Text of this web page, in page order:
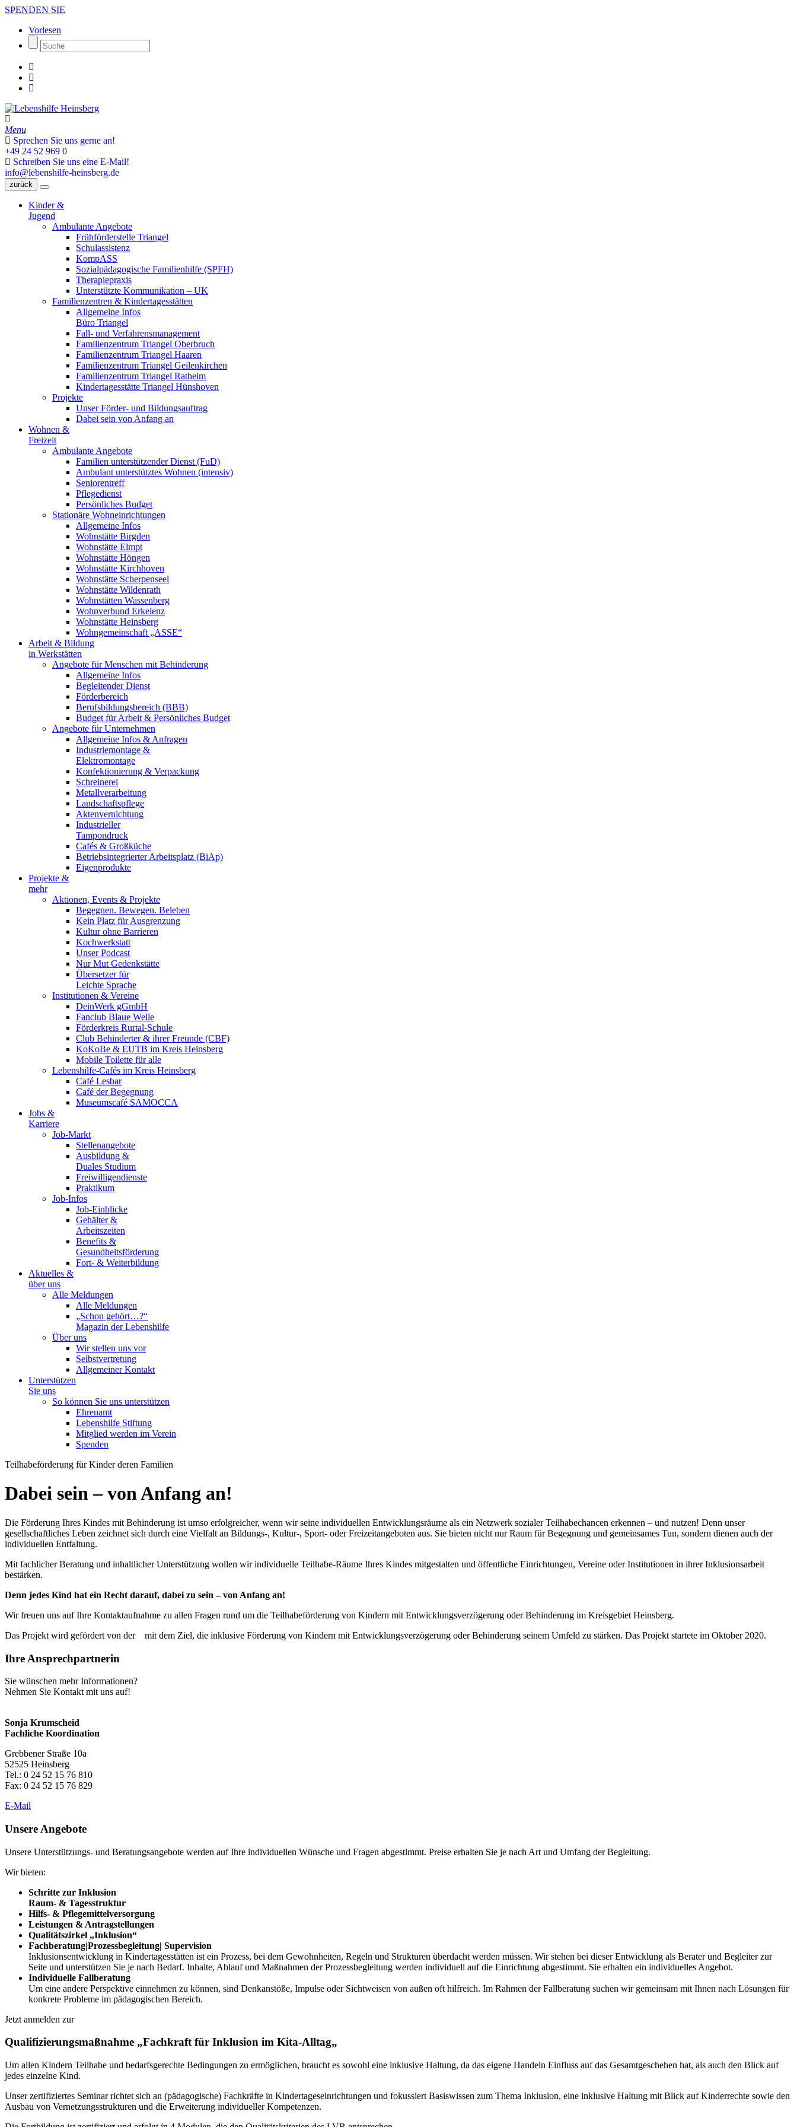
SPENDEN SIE
Vorlesen
Menu
Sprechen Sie uns gerne an!
+49 24 52 969 0
Schreiben Sie uns eine E-Mail!
info@lebenshilfe-heinsberg.de
zurück
Kinder &
Jugend
Ambulante Angebote
Frühförderstelle Triangel
Schulassistenz
KompASS
Sozialpädagogische Familienhilfe (SPFH)
Therapiepraxis
Unterstützte Kommunikation – UK
Familienzentren & Kindertagesstätten
Allgemeine Infos
Büro Triangel
Fall- und Verfahrensmanagement
Familienzentrum Triangel Oberbruch
Familienzentrum Triangel Haaren
Familienzentrum Triangel Geilenkirchen
Familienzentrum Triangel Ratheim
Kindertagesstätte Triangel Hünshoven
Projekte
Unser Förder- und Bildungsauftrag
Dabei sein von Anfang an
Wohnen &
Freizeit
Ambulante Angebote
Familien unterstützender Dienst (FuD)
Ambulant unterstütztes Wohnen (intensiv)
Seniorentreff
Pflegedienst
Persönliches Budget
Stationäre Wohneinrichtungen
Allgemeine Infos
Wohnstätte Birgden
Wohnstätte Elmpt
Wohnstätte Höngen
Wohnstätte Kirchhoven
Wohnstätte Scherpenseel
Wohnstätte Wildenrath
Wohnstätten Wassenberg
Wohnverbund Erkelenz
Wohnstätte Heinsberg
Wohngemeinschaft „ASSE“
Arbeit & Bildung
in Werkstätten
Angebote für Menschen mit Behinderung
Allgemeine Infos
Begleitender Dienst
Förderbereich
Berufsbildungsbereich (BBB)
Budget für Arbeit & Persönliches Budget
Angebote für Unternehmen
Allgemeine Infos & Anfragen
Industriemontage &
Elektromontage
Konfektionierung & Verpackung
Schreinerei
Metallverarbeitung
Landschaftspflege
Aktenvernichtung
Industrieller
Tampondruck
Cafés & Großküche
Betriebsintegrierter Arbeitsplatz (BiAp)
Eigenprodukte
Projekte &
mehr
Aktionen, Events & Projekte
Begegnen. Bewegen. Beleben
Kein Platz für Ausgrenzung
Kultur ohne Barrieren
Kochwerkstatt
Unser Podcast
Nur Mut Gedenkstätte
Übersetzer für
Leichte Sprache
Institutionen & Vereine
DeinWerk gGmbH
Fanclub Blaue Welle
Förderkreis Rurtal-Schule
Club Behinderter & ihrer Freunde (CBF)
KoKoBe & EUTB im Kreis Heinsberg
Mobile Toilette für alle
Lebenshilfe-Cafés im Kreis Heinsberg
Café Lesbar
Café der Begegnung
Museumscafé SAMOCCA
Jobs &
Karriere
Job-Markt
Stellenangebote
Ausbildung &
Duales Studium
Freiwilligendienste
Praktikum
Job-Infos
Job-Einblicke
Gehälter &
Arbeitszeiten
Benefits &
Gesundheitsförderung
Fort- & Weiterbildung
Aktuelles &
über uns
Alle Meldungen
Alle Meldungen
„Schon gehört…?“
Magazin der Lebenshilfe
Über uns
Wir stellen uns vor
Selbstvertretung
Allgemeiner Kontakt
Unterstützen
Sie uns
So können Sie uns unterstützen
Ehrenamt
Lebenshilfe Stiftung
Mitglied werden im Verein
Spenden
Teilhabeförderung für Kinder deren Familien
Dabei sein – von Anfang an!
Die Förderung Ihres Kindes mit Behinderung ist umso erfolgreicher, wenn wir seine individuellen Entwicklungsräume als ein Netzwerk sozialer Teilhabechancen erkennen – und nutzen! Denn unser
gesellschaftliches Leben zeichnet sich durch eine Vielfalt an Bildungs-, Kultur-, Sport- oder Freizeitangeboten aus. Sie bieten nicht nur Raum für Begegnung und gemeinsames Tun, sondern dienen auch der
individuellen Entfaltung.
Mit fachlicher Beratung und inhaltlicher Unterstützung wollen wir individuelle Teilhabe-Räume Ihres Kindes mitgestalten und öffentliche Einrichtungen, Vereine oder Institutionen in ihrer Inklusionsarbeit
bestärken.
Denn jedes Kind hat ein Recht darauf, dabei zu sein – von Anfang an!
Wir freuen uns auf Ihre Kontaktaufnahme zu allen Fragen rund um die Teilhabeförderung von Kindern mit Entwicklungsverzögerung oder Behinderung im Kreisgebiet Heinsberg.
Das Projekt wird gefördert von der
mit dem Ziel, die inklusive Förderung von Kindern mit Entwicklungsverzögerung oder Behinderung seinem Umfeld zu stärken. Das Projekt startete im Oktober 2020.
Ihre Ansprechpartnerin
Sie wünschen mehr Informationen?
Nehmen Sie Kontakt mit uns auf!
Sonja Krumscheid
Fachliche Koordination
Grebbener Straße 10a
52525 Heinsberg
Tel.: 0 24 52 15 76 810
Fax: 0 24 52 15 76 829
E-Mail
Unsere Angebote
Unsere Unterstützungs- und Beratungsangebote werden auf Ihre individuellen Wünsche und Fragen abgestimmt. Preise erhalten Sie je nach Art und Umfang der Begleitung.
Wir bieten:
Schritte zur Inklusion
Raum- & Tagesstruktur
Hilfs- & Pflegemittelversorgung
Leistungen & Antragstellungen
Qualitätszirkel „Inklusion“
Fachberatung|Prozessbegleitung| Supervision
Inklusionsentwicklung in Kindertagesstätten ist ein Prozess, bei dem Gewohnheiten, Regeln und Strukturen überdacht werden müssen. Wir stehen bei dieser Entwicklung als Berater und Begleiter zur
Seite und unterstützen Sie je nach Bedarf. Inhalte, Ablauf und Maßnahmen der Prozessbegleitung werden individuell auf die Einrichtung abgestimmt. Sie erhalten ein individuelles Angebot.
Individuelle Fallberatung
Um eine andere Perspektive einnehmen zu können, sind Denkanstöße, Impulse oder Sichtweisen von außen oft hilfreich. Im Rahmen der Fallberatung suchen wir gemeinsam mit Ihnen nach Lösungen für
konkrete Probleme im pädagogischen Bereich.
Jetzt anmelden zur
Qualifizierungsmaßnahme „Fachkraft für Inklusion im Kita-Alltag„
Um allen Kindern Teilhabe und bedarfsgerechte Bedingungen zu ermöglichen, braucht es sowohl eine inklusive Haltung, da das eigene Handeln Einfluss auf das Gesamtgeschehen hat, als auch den Blick auf
jedes einzelne Kind.
Unser zertifiziertes Seminar richtet sich an (pädagogische) Fachkräfte in Kindertageseinrichtungen und fokussiert Basiswissen zum Thema Inklusion, eine inklusive Haltung mit Blick auf Kinderrechte sowie den
Ausbau von Vernetzungsstrukturen und die Erweiterung individueller Kompetenzen.